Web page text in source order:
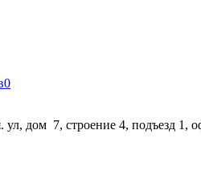
0
ул, дом 7, строение 4, подъезд 1,